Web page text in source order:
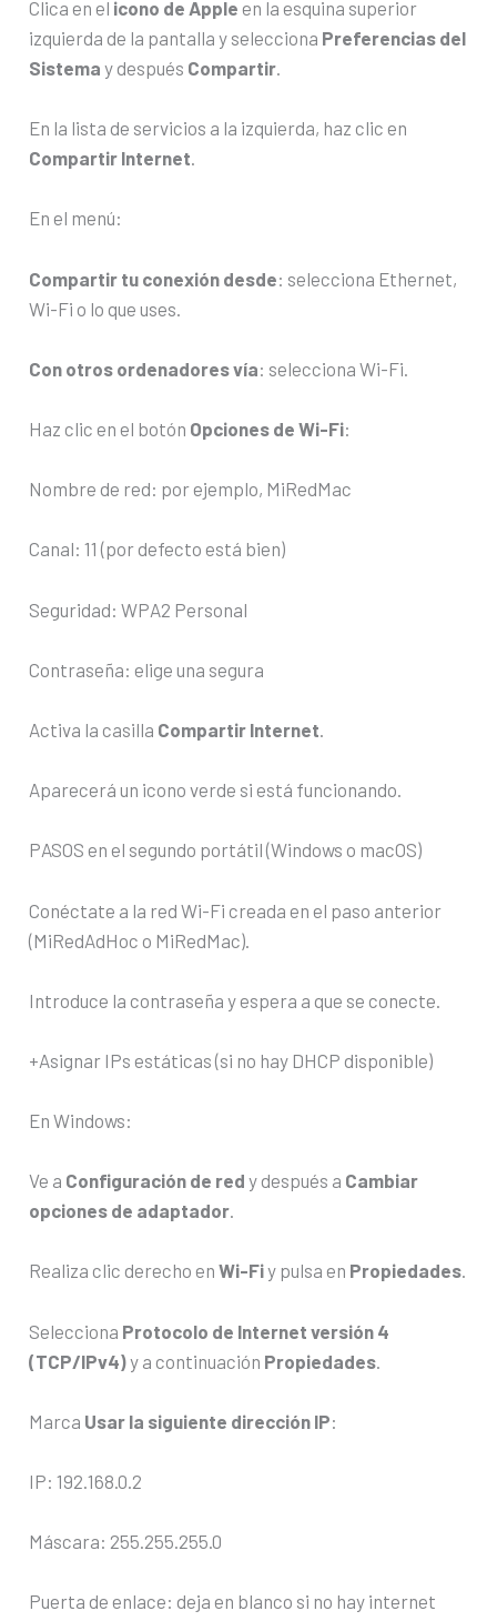
Clica en el icono de Apple en la esquina superior
izquierda de la pantalla y selecciona Preferencias del
Sistema y después Compartir.
En la lista de servicios a la izquierda, haz clic en
Compartir Internet.
En el menú:
Compartir tu conexión desde: selecciona Ethernet,
Wi-Fi o lo que uses.
Con otros ordenadores vía: selecciona Wi-Fi.
Haz clic en el botón Opciones de Wi-Fi:
Nombre de red: por ejemplo, MiRedMac
Canal: 11 (por defecto está bien)
Seguridad: WPA2 Personal
Contraseña: elige una segura
Activa la casilla Compartir Internet
Aparecerá un icono verde si está funcionando.
PASOS en el segundo portátil (Windows o macOS)
Conéctate a la red Wi-Fi creada en el paso anterior
(MiRedAdHoc o MiRedMac).
Introduce la contraseña y espera a que se conecte.
+Asignar IPs estáticas (si no hay DHCP disponible)
En Windows:
Ve a Configuración de red y después a Cambiar
opciones de adaptador.
Realiza clic derecho enWi-Fiy pulsa en Propiedades.
Selecciona Protocolo de Internet versión 4
(TCP/IPv4)y a continuación Propiedades
Marca Usar la siguiente dirección IP:
IP: 192.168.0.2
Máscara: 255.255.255.0
Puerta de enlace: deja en blanco si no hay internet